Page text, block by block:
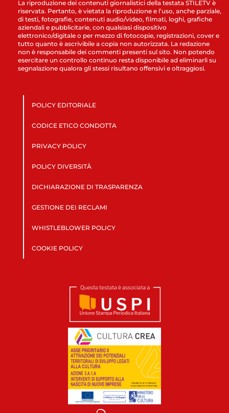
La riproduzione dei contenuti giornalistici della testata STILETV è
riservata. Pertanto, è vietata la riproduzione e l’uso, anche parziale,
di testi, fotografie, contenuti audio/video, filmati, loghi, grafiche
aziendali e pubblicitarie, con qualsiasi dispositivo
elettronico/digitale o per mezzo di fotocopie, registrazioni, cover e
tutto quanto è ascrivibile a copia non autorizzata. La redazione
non è responsabile dei commenti presenti sul sito. Non potendo
esercitare un controllo continuo resta disponibile ad eliminarli su
segnalazione qualora gli stessi risultano offensivi e oltraggiosi.
POLICY EDITORIALE
CODICE ETICO CONDOTTA
PRIVACY POLICY
POLICY DIVERSITÀ
DICHIARAZIONE DI TRASPARENZA
GESTIONE DEI RECLAMI
WHISTLEBLOWER POLICY
COOKIE POLICY